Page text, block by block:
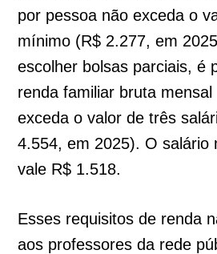
por pessoa não exceda o
mínimo (R$ 2.277, em
escolher bolsas parciais, é
renda familiar bruta
exceda o valor de três
4.554, em 2025). O salário
vale R$ 1.518.
Esses requisitos de renda
aos professores da rede